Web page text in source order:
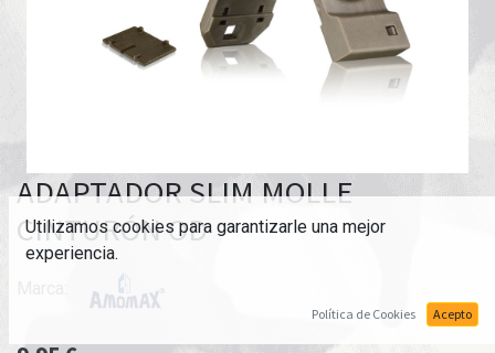
ADAPTADOR SLIM MOLLE
CINTURÓN OD
Utilizamos cookies para garantizarle una mejor
experiencia.
Política de Cookies Acepto